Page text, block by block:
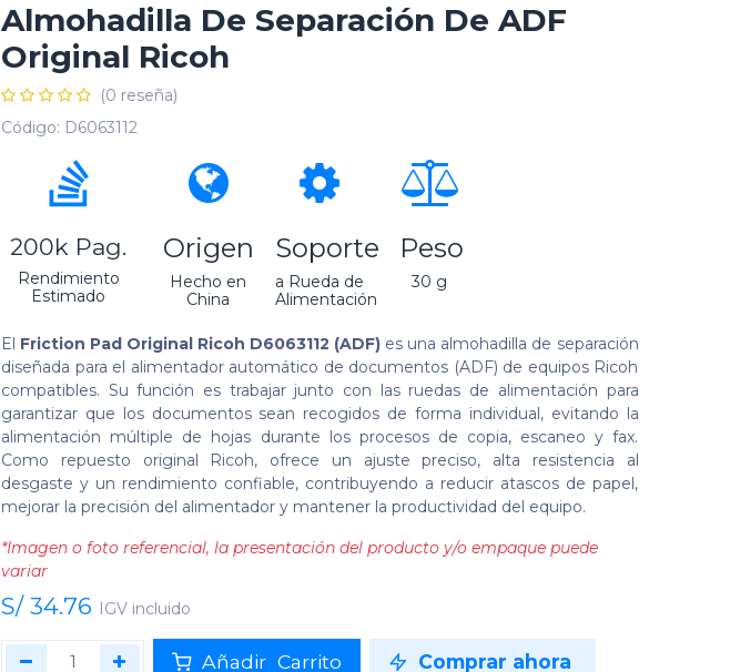
Almohadilla De Separación De ADF
Original Ricoh
(0 reseña)
Código: D6063112
200k Pag.
Rendimiento
Estimado
Peso
30 g
Soporte
a Rueda de
Alimentación
Origen
Hecho en
China
El Friction Pad Original Ricoh D6063112 (ADF) es una almohadilla de separación
diseñada para el alimentador automático de documentos (ADF) de equipos Ricoh
compatibles. Su función es trabajar junto con las ruedas de alimentación para
garantizar que los documentos sean recogidos de forma individual, evitando la
alimentación múltiple de hojas durante los procesos de copia, escaneo y fax.
Como repuesto original Ricoh, ofrece un ajuste preciso, alta resistencia al
desgaste y un rendimiento confiable, contribuyendo a reducir atascos de papel,
mejorar la precisión del alimentador y mantener la productividad del equipo.
*Imagen o foto referencial, la presentación del producto y/o empaque puede
variar
S/ 34.76 IGV incluido
Añadir Carrito Comprar ahora